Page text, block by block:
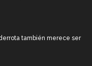
también merece ser